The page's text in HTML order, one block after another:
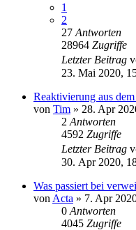
1
2
27 Antworten
28964 Zugriffe
Letzter Beitrag
23. Mai 2020,
Reaktivierung aus
von Tim » 28. Apr
2 Antworten
4592 Zugriffe
Letzter Beitrag
30. Apr 2020,
Was passiert bei
von Acta » 7. Apr
0 Antworten
4045 Zugriffe